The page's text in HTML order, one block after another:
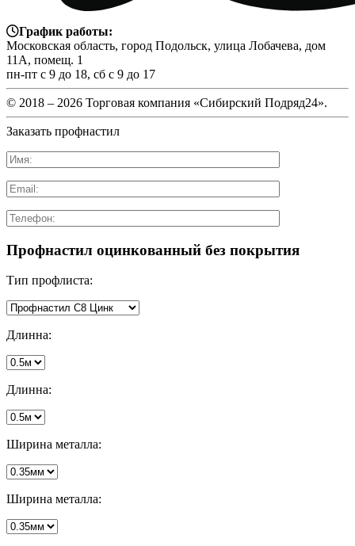
График работы:
Московская область, город Подольск, улица Лобачева, дом
11А, помещ. 1
пн-пт с 9 до 18, сб с 9 до 17
© 2018 – 2026 Торговая компания «Сибирский Подряд24».
Заказать профнастил
Профнастил оцинкованный без покрытия
Тип профлиста:
Длинна:
Длинна:
Ширина металла:
Ширина металла: